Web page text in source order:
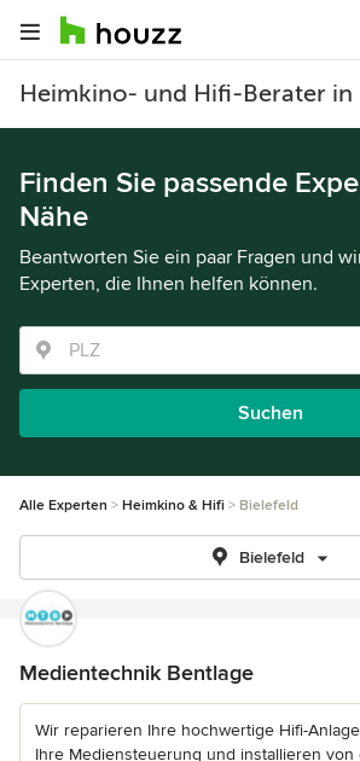
Heimkino- und Hifi-Berater in
Finden Sie passende
Nähe
Beantworten Sie ein paar Fragen und
Experten, die Ihnen helfen können.
Suchen
Alle Experten Heimkino & Hifi Bielefeld
Bielefeld
Medientechnik Bentlage
Wir reparieren Ihre hochwertige Hifi-
Ihre Mediensteuerung und installieren von